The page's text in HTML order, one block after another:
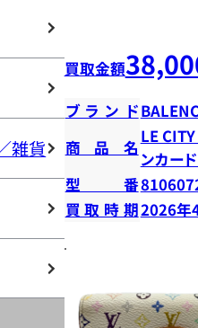
雑貨
買取金額
ブランド
商品名
LE
ンカー
型番
買取時期2026年